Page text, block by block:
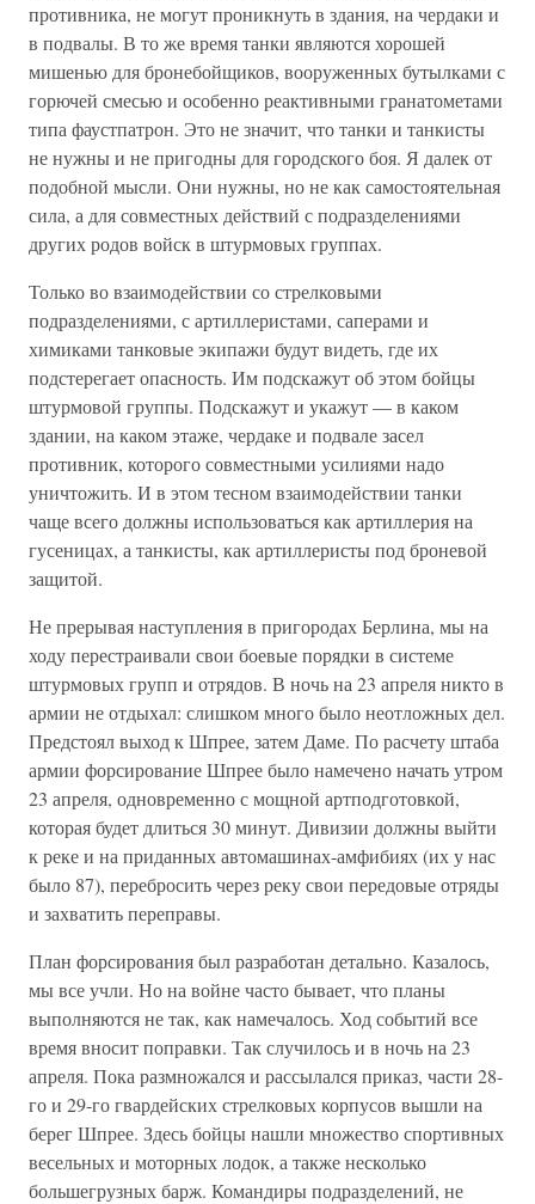
противника, не могут проникнуть в здания, на чердаки и
в подвалы. В то же время танки являются хорошей
мишенью для бронебойщиков, вооруженных бутылками с
горючей смесью и особенно реактивными гранатометами
типа фаустпатрон. Это не значит, что танки и танкисты
не нужны и не пригодны для городского боя. Я далек от
подобной мысли. Они нужны, но не как самостоятельная
сила, а для совместных действий с подразделениями
других родов войск в штурмовых группах.
Только во взаимодействии со стрелковыми
подразделениями, с артиллеристами, саперами и
химиками танковые экипажи будут видеть, где их
подстерегает опасность. Им подскажут об этом бойцы
штурмовой группы. Подскажут и укажут — в каком
здании, на каком этаже, чердаке и подвале засел
противник, которого совместными усилиями надо
уничтожить. И в этом тесном взаимодействии танки
чаще всего должны использоваться как артиллерия на
гусеницах, а танкисты, как артиллеристы под броневой
защитой.
Не прерывая наступления в пригородах Берлина, мы на
ходу перестраивали свои боевые порядки в системе
штурмовых групп и отрядов. В ночь на 23 апреля никто в
армии не отдыхал: слишком много было неотложных дел.
Предстоял выход к Шпрее, затем Даме. По расчету штаба
армии форсирование Шпрее было намечено начать утром
23 апреля, одновременно с мощной артподготовкой,
которая будет длиться 30 минут. Дивизии должны выйти
к реке и на приданных автомашинах-амфибиях (их у нас
было 87), перебросить через реку свои передовые отряды
и захватить переправы.
План форсирования был разработан детально. Казалось,
мы все учли. Но на войне часто бывает, что планы
выполняются не так, как намечалось. Ход событий все
время вносит поправки. Так случилось и в ночь на 23
апреля. Пока размножался и рассылался приказ, части 28-
го и 29-го гвардейских стрелковых корпусов вышли на
берег Шпрее. Здесь бойцы нашли множество спортивных
весельных и моторных лодок, а также несколько
большегрузных барж. Командиры подразделений, не